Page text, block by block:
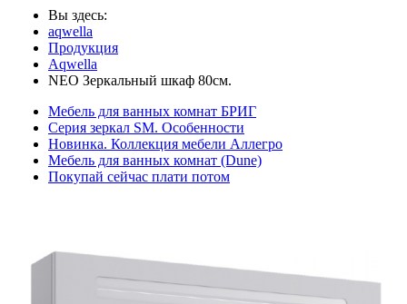
Вы здесь:
aqwella
Продукция
Aqwella
NEO Зеркальный шкаф 80см.
Мебель для ванных комнат БРИГ
Серия зеркал SM. Особенности
Новинка. Коллекция мебели Аллегро
Мебель для ванных комнат (Dune)
Покупай сейчас плати потом